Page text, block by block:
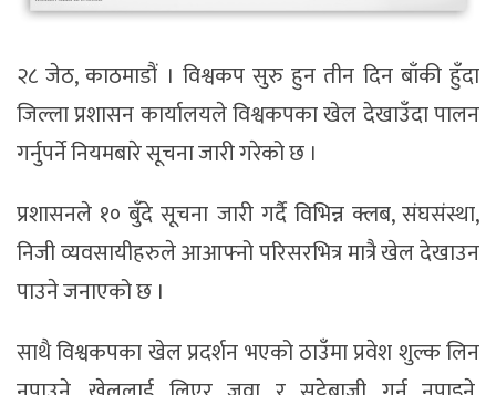
२८ जेठ, काठमाडौं । विश्वकप सुरु हुन तीन दिन बाँकी हुँदा
जिल्ला प्रशासन कार्यालयले विश्वकपका खेल देखाउँदा पालन
गर्नुपर्ने नियमबारे सूचना जारी गरेको छ ।
प्रशासनले १० बुँदे सूचना जारी गर्दै विभिन्न क्लब, संघसंस्था,
निजी व्यवसायीहरुले आआफ्नो परिसरभित्र मात्रै खेल देखाउन
पाउने जनाएको छ ।
साथै विश्वकपका खेल प्रदर्शन भएको ठाउँमा प्रवेश शुल्क लिन